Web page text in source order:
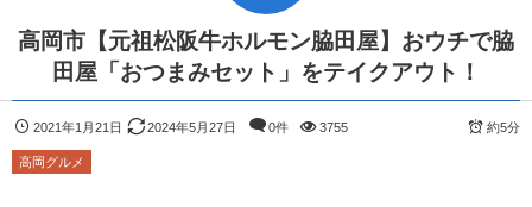
高岡市【元祖松阪牛ホルモン脇田屋】おウチで脇
田屋「おつまみセット」をテイクアウト！
2021年1月21日 2024年5月27日 0件 3755 約5分
高岡グルメ